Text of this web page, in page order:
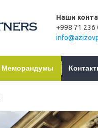
Наши
+998 71 236
Меморандумы